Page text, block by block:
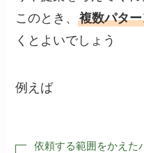
このとき、複数パタ
くとよいでしょう
例えば
依頼する範囲をかえた